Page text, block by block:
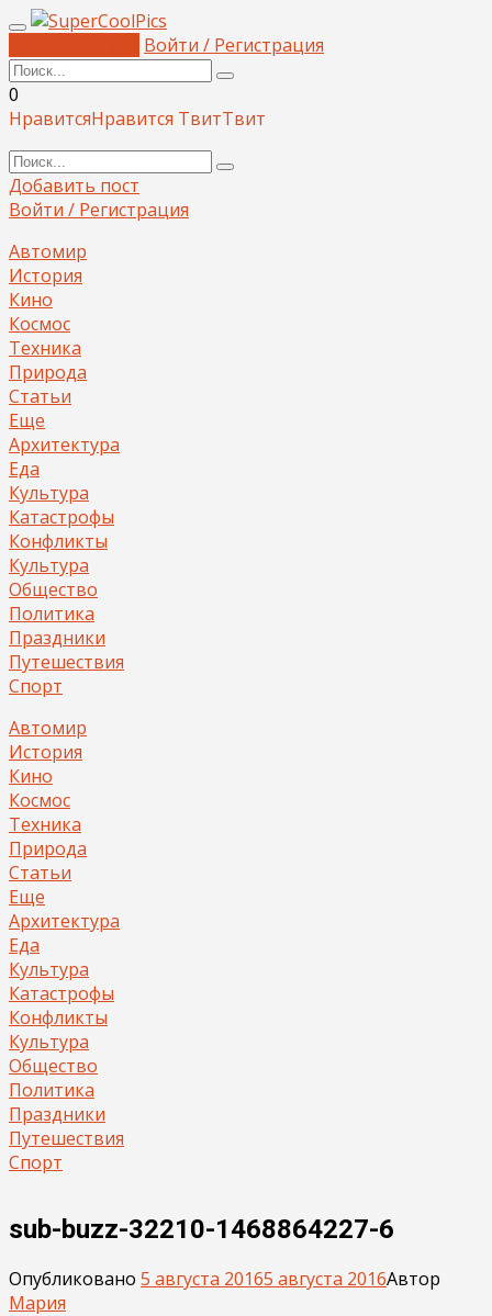
Войти / Регистрация
0
НравитсяНравится ТвитТвит
Добавить пост
Войти / Регистрация
Автомир
История
Кино
Космос
Техника
Природа
Статьи
Еще
Архитектура
Еда
Культура
Катастрофы
Конфликты
Культура
Общество
Политика
Праздники
Путешествия
Спорт
Автомир
История
Кино
Космос
Техника
Природа
Статьи
Еще
Архитектура
Еда
Культура
Катастрофы
Конфликты
Культура
Общество
Политика
Праздники
Путешествия
Спорт
sub-buzz-32210-1468864227-6
Опубликовано 5 августа 20165 августа 2016Автор
Мария